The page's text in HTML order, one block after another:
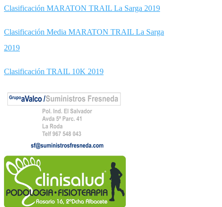
Clasificación MARATON TRAIL La Sarga 2019
Clasificación Media MARATON TRAIL La Sarga
2019
Clasificación TRAIL 10K 2019